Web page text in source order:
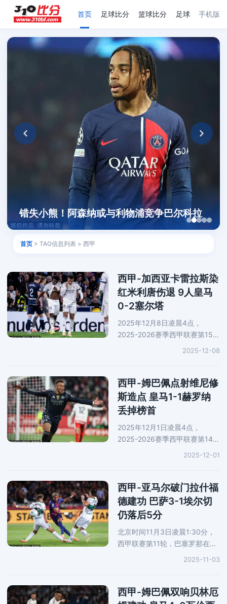
首页 足球比分 篮球比分 足球赛程 足
手机版
首页 > TAG信息列表 > 西甲
西甲-加西亚卡雷拉斯染
红米利唐伤退 9人皇马
0-2塞尔塔
2025年12月8日凌晨4点，
2025-2026赛季西甲联赛第15轮
展开一场焦点战役，皇马坐镇主
攻，斯韦德贝里打破僵局。弗兰-
加西亚犯规
2025-12-08
西甲-姆巴佩点射维尼修
斯造点 皇马1-1赫罗纳
丢掉榜首
2025年12月1日凌晨4点，
2025-2026赛季西甲联赛第14轮
展开一场焦点战役，皇马前往客
甘科夫传球，欧纳希破门。下半
场，维尼
2025-12-01
西甲-亚马尔破门拉什福
德建功 巴萨3-1埃尔切
仍落后5分
北京时间11月3日凌晨1:30分，
西甲联赛第11轮，巴塞罗那在主
场对阵埃尔切。上半场比赛，亚
扳回一球，半场结束巴萨2-1领
先；下
2025-11-03
西甲-姆巴佩双响贝林厄